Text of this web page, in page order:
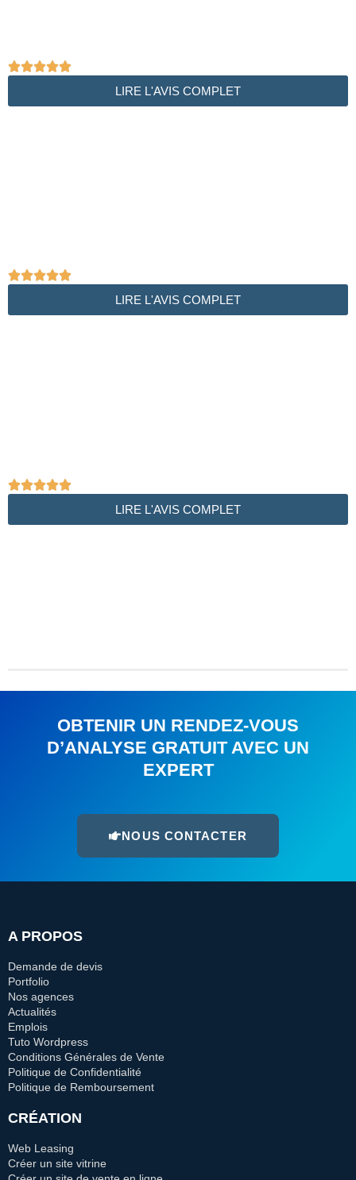

LIRE L'AVIS COMPLET

LIRE L'AVIS COMPLET

LIRE L'AVIS COMPLET
OBTENIR UN RENDEZ-VOUS
D’ANALYSE GRATUIT AVEC UN
EXPERT
NOUS CONTACTER
A PROPOS
Demande de devis
Portfolio
Nos agences
Actualités
Emplois
Tuto Wordpress
Conditions Générales de Vente
Politique de Confidentialité
Politique de Remboursement
CRÉATION
Web Leasing
Créer un site vitrine